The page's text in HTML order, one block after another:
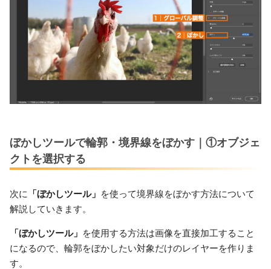
ぼかしツールで輪郭・境界線をぼかす｜①オブジェ
クトを選択する
次に 「ぼかしツール」 を使って境界線をぼかす方法について
解説していきます。
「ぼかしツール」 を使用する方法は画像を直接加工すること
になるので、輪郭をぼかしたい対象だけのレイヤーを作りま
す。